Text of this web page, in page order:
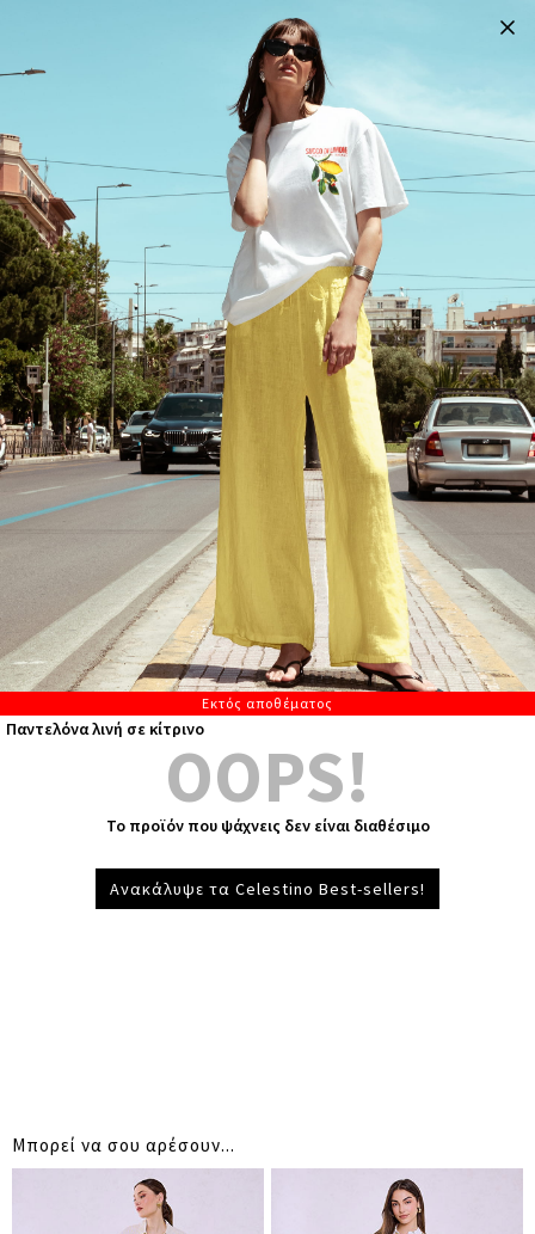
Εκτός αποθέματος
Παντελόνα λινή σε κίτρινο
OOPS!
Το προϊόν που ψάχνεις δεν είναι διαθέσιμο
Ανακάλυψε τα Celestino Best-sellers!
Μπορεί να σου αρέσουν...